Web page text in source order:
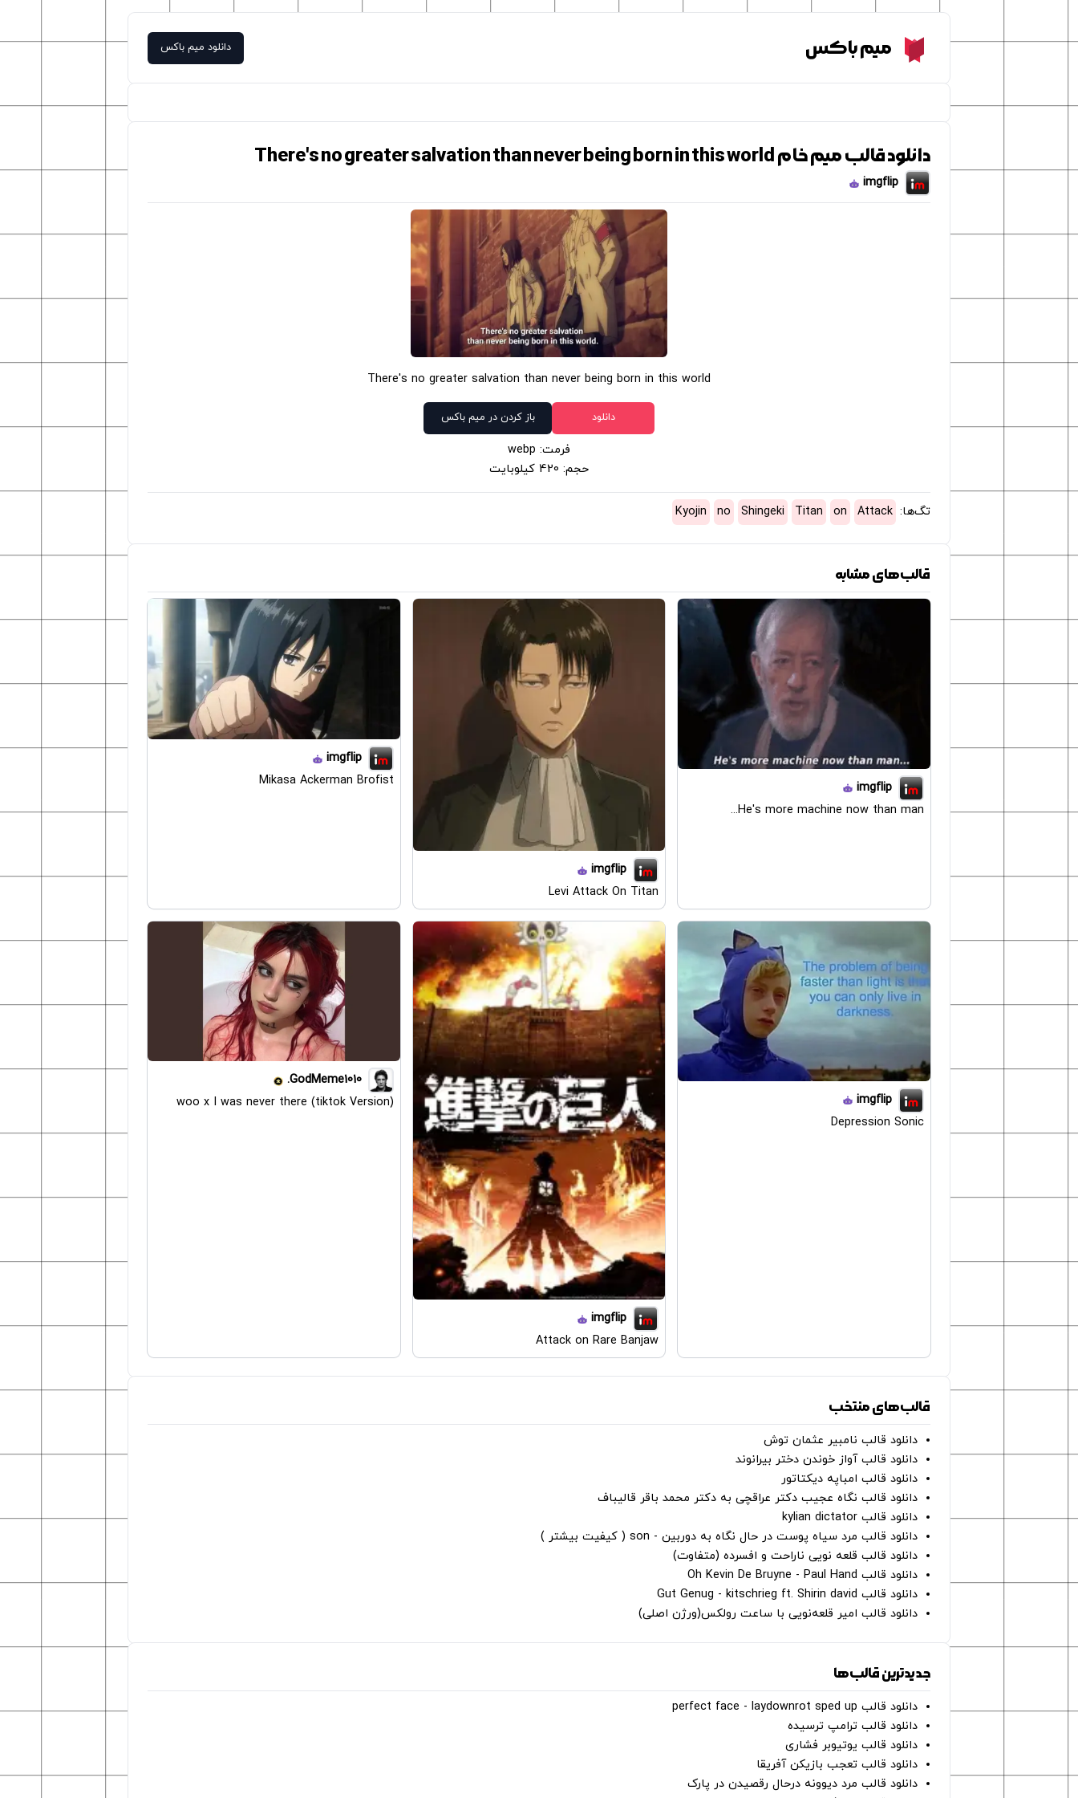
Meme Boxمیم باکس دانلود میم باکس
دانلود قالب میم خام There's no greater salvation than never being born in this world
imgflip
There's no greater salvation than never being born in this world
دانلود باز کردن در میم باکس
فرمت: webp
حجم: 420 کیلوبایت
تگ‌ها: Attack
on
Titan
Shingeki
no
Kyojin
قالب‌های مشابه
imgflip
He's more machine now than man...
imgflip
Levi Attack On Titan
imgflip
Mikasa Ackerman Brofist
imgflip
Depression Sonic
imgflip
Attack on Rare Banjaw
GodMeme1010.
woo x I was never there (tiktok Version)
قالب‌های منتخب
دانلود قالب نامبیر عثمان ‌توش
دانلود قالب آواز خوندن دختر بیرانوند
دانلود قالب امباپه دیکتاتور
دانلود قالب نگاه عجیب دکتر عراقچی به دکتر محمد باقر قالیباف
دانلود قالب kylian dictator
دانلود قالب مرد سیاه پوست در حال نگاه به دوربین - son ( کیفیت بیشتر )
دانلود قالب قلعه نویی ناراحت و افسرده (متفاوت)
دانلود قالب Oh Kevin De Bruyne - Paul Hand
دانلود قالب Gut Genug - kitschrieg ft. Shirin david
دانلود قالب امیر قلعه‌نویی با ساعت رولکس(ورژن اصلی)
جدیدترین قالب‌ها
دانلود قالب perfect face - laydownrot sped up
دانلود قالب ترامپ ترسیده
دانلود قالب یوتیوبر فشاری
دانلود قالب تعجب بازیکن آفریقا
دانلود قالب مرد دیوونه درحال رقصیدن در پارک